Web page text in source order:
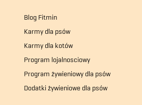
Blog Fitmin
Karmy dla psów
Karmy dla kotów
Program lojalnosciowy
Program żywieniowy dla psów
Dodatki żywieniowe dla psów